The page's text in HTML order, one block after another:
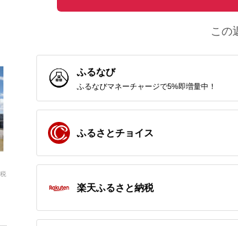
この
ふるなび
ふるなびマネーチャージで5%即増量中！
ふるさとチョイス
楽天ふるさと納税